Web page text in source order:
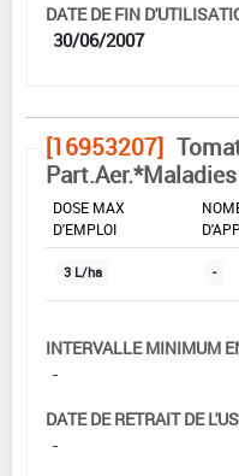
DATE DE FIN
30/06/2007
[16953207]
DOSE MAX
D'EMPLOI
3 L/ha -
INTERVALLE MINIMUM
-
DATE DE RETRAIT DE
-